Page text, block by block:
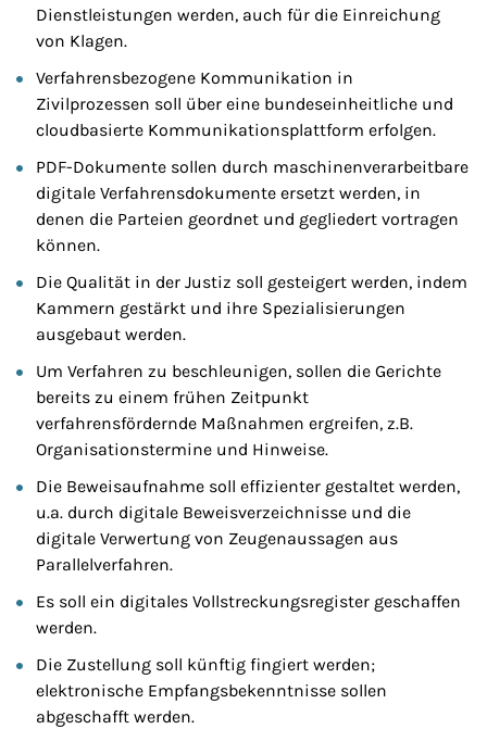
Dienstleistungen werden, auch für die Einreichung
von Klagen.
Verfahrensbezogene Kommunikation in
Zivilprozessen soll über eine bundeseinheitliche und
cloudbasierte Kommunikationsplattform erfolgen.
PDF-Dokumente sollen durch maschinenverarbeitbare
digitale Verfahrensdokumente ersetzt werden, in
denen die Parteien geordnet und gegliedert vortragen
können.
Die Qualität in der Justiz soll gesteigert werden, indem
Kammern gestärkt und ihre Spezialisierungen
ausgebaut werden.
Um Verfahren zu beschleunigen, sollen die Gerichte
bereits zu einem frühen Zeitpunkt
verfahrensfördernde Maßnahmen ergreifen, z.B.
Organisationstermine und Hinweise.
Die Beweisaufnahme soll effizienter gestaltet werden,
u.a. durch digitale Beweisverzeichnisse und die
digitale Verwertung von Zeugenaussagen aus
Parallelverfahren.
Es soll ein digitales Vollstreckungsregister geschaffen
werden.
Die Zustellung soll künftig fingiert werden;
elektronische Empfangsbekenntnisse sollen
abgeschafft werden.